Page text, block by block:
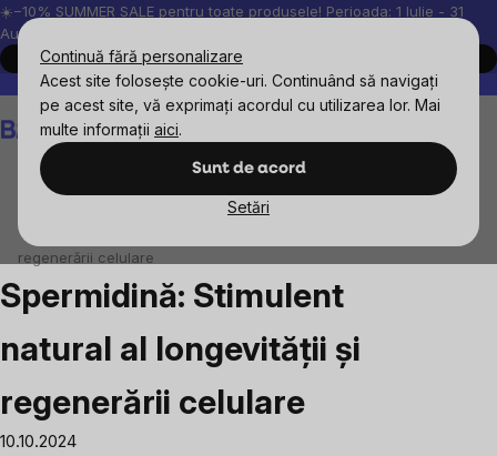
Continuă fără personalizare
Acest site folosește cookie-uri. Continuând să navigați
pe acest site, vă exprimați acordul cu utilizarea lor. Mai
multe informații aici.
Sunt de acord
Setări
Treci
la
conținut
☀️−10% SUMMER SALE pentru toate produsele! Perioada: 1 Iulie - 31
August, 2026.
Cumpără acum
Peste 200.000 de recenzii verificate
Produsele noastre sunt
Coş
de
regenerării celulare
Spermidină: Stimulent
natural al longevității și
regenerării celulare
10.10.2024